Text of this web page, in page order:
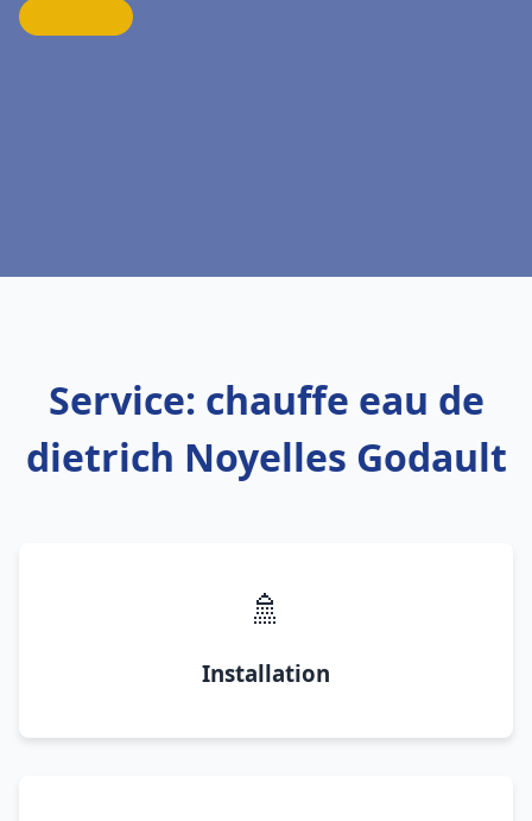
Service: chauffe eau de
dietrich Noyelles Godault
🚿
Installation